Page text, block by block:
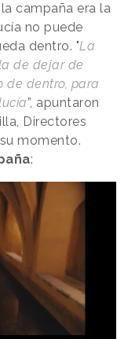
campaña era la
no puede
dentro. "La
de dejar de
de dentro, para
”, apuntaron
Directores
momento.
: